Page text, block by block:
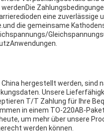
eine zuverlässige
die gemeinsame
hergestellt werden, sind
Unsere
T/T Zahlung für Ihre
in einem TO-220AB-
um mehr über unsere
werden können.